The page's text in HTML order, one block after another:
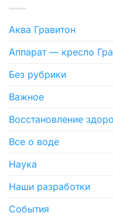
Аква Гравитон
Аппарат — кресло
Без рубрики
Важное
Восстановление
Все о воде
Наука
Наши разработки
События